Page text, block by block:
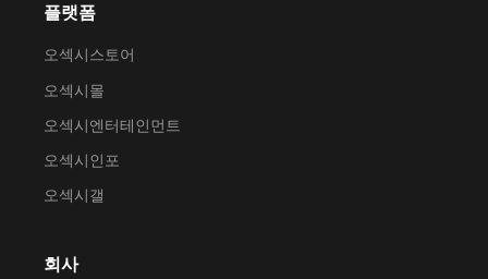
플랫폼
오섹시스토어
오섹시몰
오섹시엔터테인먼트
오섹시인포
오섹시갤
회사